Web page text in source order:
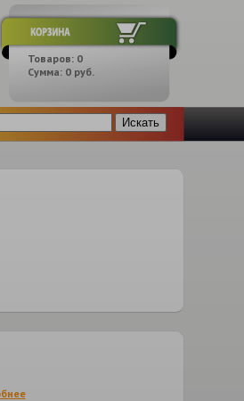
Товаров: 0
Сумма: 0руб.